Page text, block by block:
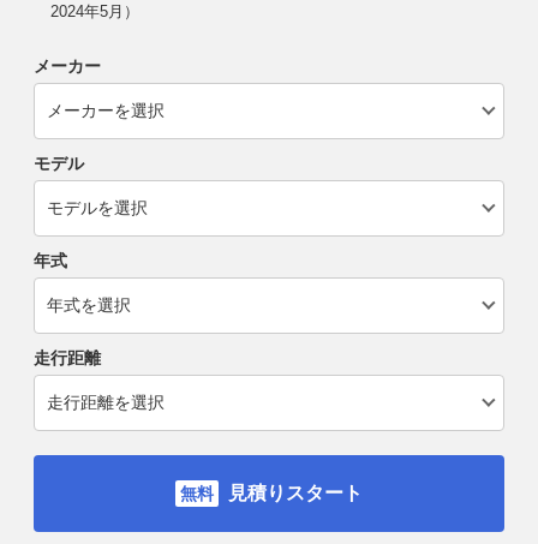
2024年5月）
メーカー
モデル
年式
走行距離
見積りスタート